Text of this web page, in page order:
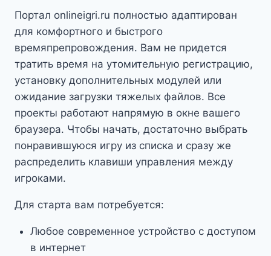
Портал onlineigri.ru полностью адаптирован
для комфортного и быстрого
времяпрепровождения. Вам не придется
тратить время на утомительную регистрацию,
установку дополнительных модулей или
ожидание загрузки тяжелых файлов. Все
проекты работают напрямую в окне вашего
браузера. Чтобы начать, достаточно выбрать
понравившуюся игру из списка и сразу же
распределить клавиши управления между
игроками.
Для старта вам потребуется:
Любое современное устройство с доступом
в интернет